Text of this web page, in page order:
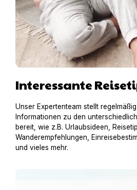
Interessante
Unser Expertenteam stellt
Informationen zu den
bereit, wie z.B. Urlaubsideen,
Wanderempfehlungen,
und vieles mehr.